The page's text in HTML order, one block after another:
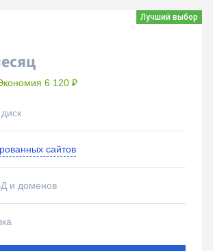
Лучший выбор
6 120 ₽
сайтов
и доменов